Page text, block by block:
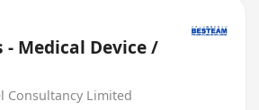
- Medical Device /
Consultancy Limited